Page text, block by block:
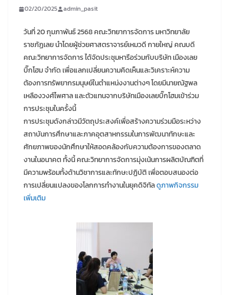
02/20/2025 admin_pasit
วันที่ 20 กุมภาพันธ์ 2568 คณะวิทยาการจัดการ มหาวิทยาลัย
ราชภัฏเลย นำโดยผู้ช่วยศาสตราจารย์เหมวดี กายใหญ่ คณบดี
คณะวิทยาการจัดการ ได้จัดประชุมหารือร่วมกับบริษัท เมืองเลย
บิ๊กโฮม จำกัด เพื่อแลกเปลี่ยนความคิดเห็นและวิเคราะห์ความ
ต้องการทรัพยากรมนุษย์ในตำแหน่งงานต่างๆ โดยมีนายณัฐพล
เหลืองวงศ์ไพศาล และตัวแทนจากบริษัทเมืองเลยบิ๊กโฮมเข้าร่วม
การประชุมในครั้งนี้
การประชุมดังกล่าวมีวัตถุประสงค์เพื่อสร้างความร่วมมือระหว่าง
สถาบันการศึกษาและภาคอุตสาหกรรมในการพัฒนาทักษะและ
ศักยภาพของนักศึกษาให้สอดคล้องกับความต้องการของตลาด
งานในอนาคต ทั้งนี้ คณะวิทยาการจัดการมุ่งเน้นการผลิตบัณฑิตที่
มีความพร้อมทั้งด้านวิชาการและทักษะปฏิบัติ เพื่อตอบสนองต่อ
การเปลี่ยนแปลงของโลกการทำงานในยุคดิจิทัลดูภาพกิจกรรม
เพิ่มเติม